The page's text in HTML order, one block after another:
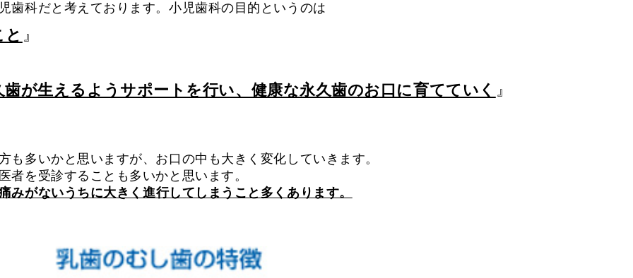
歯科だと考えております。小児歯科の目的というのは
』
が生えるようサポートを行い、健康な永久歯のお口に育てていく 』
も多いかと思いますが、お口の中も大きく変化していきます。
者を受診することも多いかと思います。
みがないうちに大きく進行してしまうこと多くあります。